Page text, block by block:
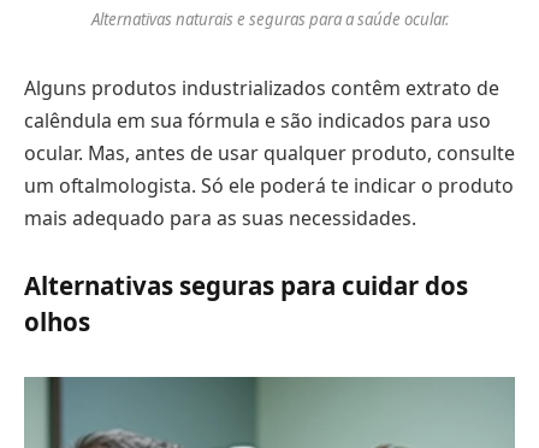
Alternativas naturais e seguras para a saúde ocular.
Alguns produtos industrializados contêm extrato de
calêndula em sua fórmula e são indicados para uso
ocular. Mas, antes de usar qualquer produto, consulte
um oftalmologista. Só ele poderá te indicar o produto
mais adequado para as suas necessidades.
Alternativas seguras para cuidar dos
olhos